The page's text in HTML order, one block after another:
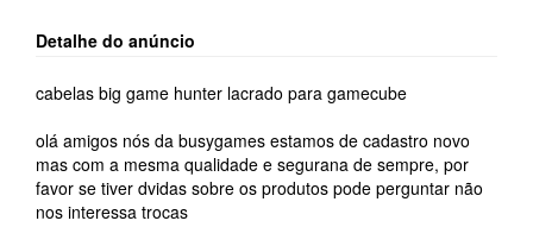
Detalhe do anúncio
cabelas big game hunter lacrado para gamecube
olá amigos nós da busygames estamos de cadastro novo
mas com a mesma qualidade e segurana de sempre, por
favor se tiver dvidas sobre os produtos pode perguntar não
nos interessa trocas